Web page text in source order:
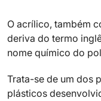
O acrílico, também
deriva do termo
nome químico do
Trata-se de um dos
plásticos